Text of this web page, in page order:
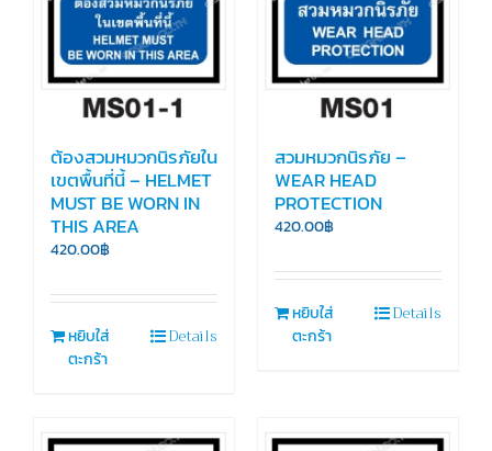
ต้องสวมหมวกนิรภัยใน
เขตพื้นที่นี้ – HELMET
MUST BE WORN IN
THIS AREA
420.00฿
หยิบใส่
ตะกร้า
Details
สวมหมวกนิรภัย –
WEAR HEAD
PROTECTION
420.00฿
หยิบใส่
ตะกร้า
Details